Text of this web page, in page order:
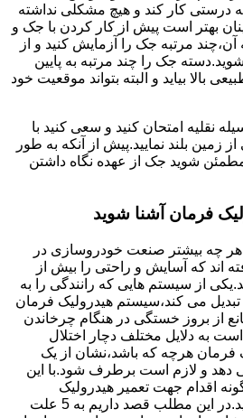
درستی کار کند و هیچ مشکلی نداشته
بهتر است پیش از کار کردن با جک و
مرتبه جک را آزمایش کنید و از
جک را چند مرتبه به پایین
بالا بیاید و البته بتواند موقعیت خود
نقلیه امتحان کنید و سعی کنید با
زمین بلند نمایید.پیش از آنکه به طور
شوید جک از عهده نگاه داشتن
چه بیشتر صنعت خودروسازی در
اند که آسایش و راحتی را بیش از
از سیستم هایی که رانندگی را به
می کند،سیستم هیدرولیک فرمان
از بروز خستگی در هنگام چرخاندن
به دلایل مختلف دچار اختلال
فرمان هرچه که باشد،نشان از یک
دهد و لازم است برطرف شود.با این
اقدام جهت تعمیر هیدرولیک
فرمان،با این علل آشنا شوید.در این مطلب قصد داریم به 5 علت